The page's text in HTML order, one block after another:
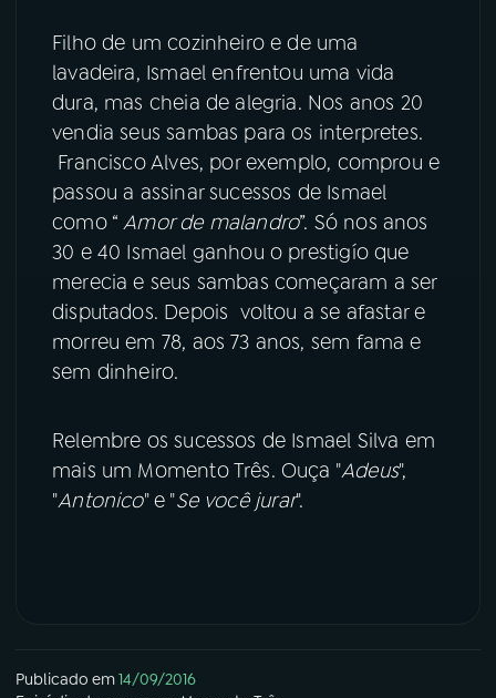
YouTube Facebook
Instagram X
TikTok
Filho de um cozinheiro e de uma
lavadeira, Ismael enfrentou uma vida
dura, mas cheia de alegria. Nos anos 20
vendia seus sambas para os interpretes.
Francisco Alves, por exemplo, comprou e
passou a assinar sucessos de Ismael
como “Amor de malandro”. Só nos anos
30 e 40 Ismael ganhou o prestigío que
merecia e seus sambas começaram a ser
disputados. Depois voltou a se afastar e
morreu em 78, aos 73 anos, sem fama e
sem dinheiro.
Relembre os sucessos de Ismael Silva em
mais um Momento Três. Ouça "Adeus",
"Antonico" e "Se você jurar".
Publicado em14/09/2016